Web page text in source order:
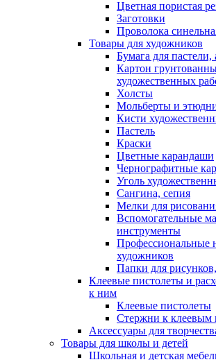
Цветная пористая
Заготовки
Проволока
Товары для художников
Бумага для
Картон
художественных
Холсты
Мольберты и
Кисти
Пастель
Краски
Цветные карандаши
Чернографитные
Уголь
Сангина, сепия
Мелки для
Вспомогательные
инструменты
Профессиональные
художников
Папки для
Клеевые пистолеты и
к ним
Клеевые пистолеты
Стержни к клеевым
Аксессуары для
Товары для школы и детей
Школьная и детская